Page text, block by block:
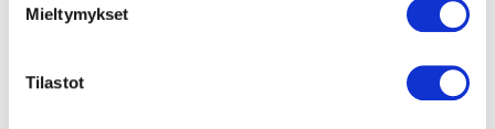
Mieltymykset
Tilastot